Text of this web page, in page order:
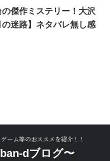
傑作ミステリー！大沢
迷路】ネタバレ無し感
ーム等のおススメを紹介！！
dブログ〜